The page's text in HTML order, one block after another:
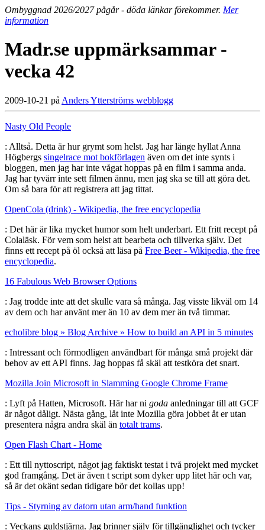
Ombyggnad 2026/2027 pågår - döda länkar förekommer. Mer
information
Madr.se uppmärksammar -
vecka 42
2009-10-21 på Anders Ytterströms webblogg
Nasty Old People
: Alltså. Detta är hur grymt som helst. Jag har länge hyllat Anna
Högbergs singelrace mot bokförlagen även om det inte synts i
bloggen, men jag har inte vågat hoppas på en film i samma anda.
Jag har tyvärr inte sett filmen ännu, men jag ska se till att göra det.
Om så bara för att registrera att jag tittat.
OpenCola (drink) - Wikipedia, the free encyclopedia
: Det här är lika mycket humor som helt underbart. Ett fritt recept på
Colaläsk. För vem som helst att bearbeta och tillverka själv. Det
finns ett recept på öl också att läsa på Free Beer - Wikipedia, the free
encyclopedia.
16 Fabulous Web Browser Options
: Jag trodde inte att det skulle vara så många. Jag visste likväl om 14
av dem och har använt mer än 10 av dem mer än två timmar.
echolibre blog » Blog Archive » How to build an API in 5 minutes
: Intressant och förmodligen användbart för många små projekt där
behov av ett API finns. Jag hoppas få skäl att testköra det snart.
Mozilla Join Microsoft in Slamming Google Chrome Frame
: Lyft på Hatten, Microsoft. Här har ni goda anledningar till att GCF
är något dåligt. Nästa gång, låt inte Mozilla göra jobbet åt er utan
presentera några andra skäl än totalt trams.
Open Flash Chart - Home
: Ett till nyttoscript, något jag faktiskt testat i två projekt med mycket
god framgång. Det är även t script som dyker upp litet här och var,
så är det okänt sedan tidigare bör det kollas upp!
Tips - Styrning av datorn utan arm/hand funktion
: Veckans guldstjärna. Jag brinner själv för tillgänglighet och tycker